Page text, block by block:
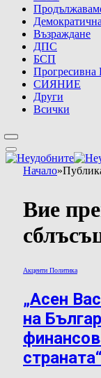
Възраждане
ДПС
БСП
Прогресивна
СИЯНИЕ
Други
Всички
Начало»
Вие
Акценти Политика
„Асен
на
страната“